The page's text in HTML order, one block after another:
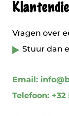
Vragen over
Stuur dan
Email:
Telefoon: +32